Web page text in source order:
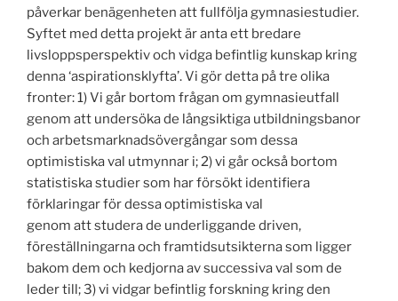
påverkar benägenheten att fullfölja gymnasiestudier.
Syftet med detta projekt är anta ett bredare
livsloppsperspektiv och vidga befintlig kunskap kring
denna ‘aspirationsklyfta’. Vi gör detta på tre olika
fronter: 1) Vi går bortom frågan om gymnasieutfall
genom att undersöka de långsiktiga utbildningsbanor
och arbetsmarknadsövergångar som dessa
optimistiska val utmynnar i; 2) vi går också bortom
statistiska studier som har försökt identifiera
förklaringar för dessa optimistiska val
genom att studera de underliggande driven,
föreställningarna och framtidsutsikterna som ligger
bakom dem och kedjorna av successiva val som de
leder till; 3) vi vidgar befintlig forskning kring den